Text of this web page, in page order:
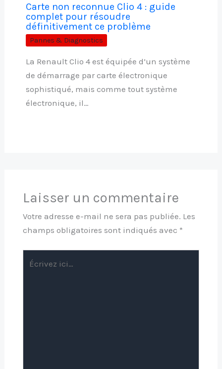
Carte non reconnue Clio 4 : guide
complet pour résoudre
définitivement ce problème
Pannes & Diagnostics
La Renault Clio 4 est équipée d’un système
de démarrage par carte électronique
sophistiqué, mais comme tout système
électronique, il…
Laisser un commentaire
Votre adresse e-mail ne sera pas publiée. Les
champs obligatoires sont indiqués avec *
ici…